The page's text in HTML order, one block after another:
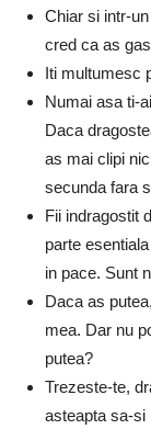
Chiar si intr-
cred ca as
Iti multumesc
Numai asa ti-
Daca
as mai clipi
secunda fara
Fii indragostit
parte
in pace. Sunt
Daca as
mea. Dar nu
putea?
Trezeste-te,
asteapta sa-si